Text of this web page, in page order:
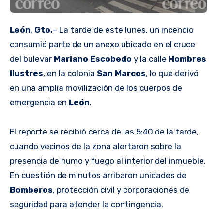
León, Gto.– La tarde de este lunes, un incendio
consumió parte de un anexo ubicado en el cruce
del bulevar Mariano Escobedo y la calle Hombres
Ilustres, en la colonia San Marcos, lo que derivó
en una amplia movilización de los cuerpos de
emergencia en León.
El reporte se recibió cerca de las 5:40 de la tarde,
cuando vecinos de la zona alertaron sobre la
presencia de humo y fuego al interior del inmueble.
En cuestión de minutos arribaron unidades de
Bomberos, protección civil y corporaciones de
seguridad para atender la contingencia.